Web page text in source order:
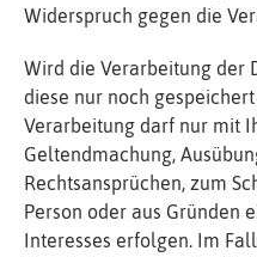
Widerspruch gegen die
Wird die Verarbeitung der
diese nur noch
Verarbeitung darf nur mit
Geltendmachung,
Rechtsansprüchen, zum
Person oder aus Gründen
Interesses erfolgen. Im